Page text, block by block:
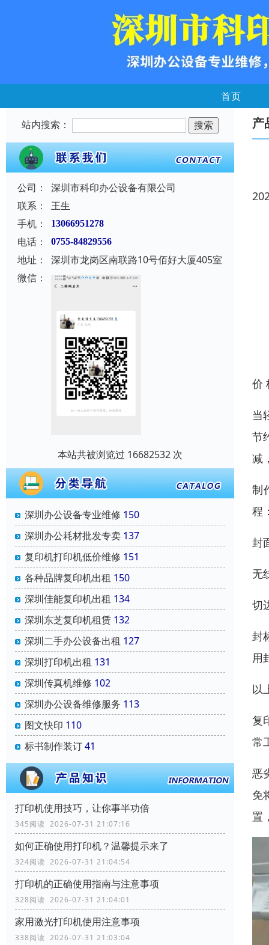
首页
站内搜索：
公司：
深圳市科印办公设备有限公司
联系：
王生
手机：
13066951278
电话： 0755-84829556
地址：
深圳市龙岗区南联路10号佰好大厦405室
微信：
本站共被浏览过 16682532 次
深圳办公设备专业维修 150
深圳办公耗材批发专卖 137
复印机打印机低价维修 151
各种品牌复印机出租 150
深圳佳能复印机出租 134
深圳东芝复印机租赁 132
深圳二手办公设备出租 127
深圳打印机出租 131
深圳传真机维修 102
深圳办公设备维修服务 113
图文快印 110
标书制作装订41
打印机使用技巧，让你事半功倍
345阅读 2026-07-31 21:07:16
如何正确使用打印机？温馨提示来了
324阅读 2026-07-31 21:04:54
打印机的正确使用指南与注意事项
328阅读 2026-07-31 21:04:01
家用激光打印机使用注意事项
338阅读 2026-07-31 21:03:04
产
价
当
节
减
制
程
封
无
切
封
用
以
复
常
恶
免
置